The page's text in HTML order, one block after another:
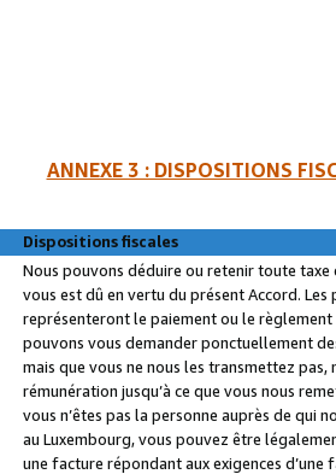
ANNEXE 3 : DISPOSITIONS
Dispositions fiscales
Nous pouvons déduire ou retenir toute
vous est dû en vertu du présent Accord.
représenteront le paiement ou le
pouvons vous demander ponctuellement
mais que vous ne nous les transmettez
rémunération jusqu’à ce que vous nous
vous n’êtes pas la personne auprès de qui
au Luxembourg, vous pouvez être
une facture répondant aux exigences